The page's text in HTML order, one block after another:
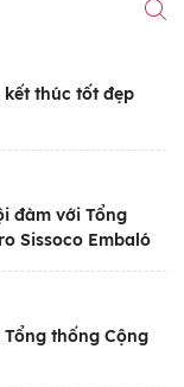
kết thúc tốt đẹp
đàm với Tổng
Sissoco Embaló
thống Cộng